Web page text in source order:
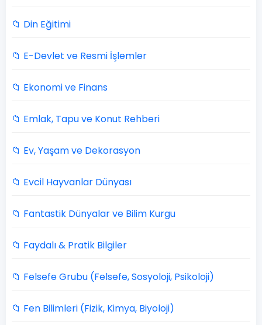
📁 Din Eğitimi
📁 E-Devlet ve Resmi İşlemler
📁 Ekonomi ve Finans
📁 Emlak, Tapu ve Konut Rehberi
📁 Ev, Yaşam ve Dekorasyon
📁 Evcil Hayvanlar Dünyası
📁 Fantastik Dünyalar ve Bilim Kurgu
📁 Faydalı & Pratik Bilgiler
📁 Felsefe Grubu (Felsefe, Sosyoloji, Psikoloji)
📁 Fen Bilimleri (Fizik, Kimya, Biyoloji)